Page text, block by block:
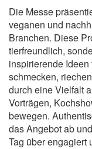
Die Messe
veganen und
Branchen. Diese
tierfreundlich,
inspirierende
schmecken,
durch eine Vielfalt
Vorträgen,
bewegen.
das Angebot ab
Tag über engagiert